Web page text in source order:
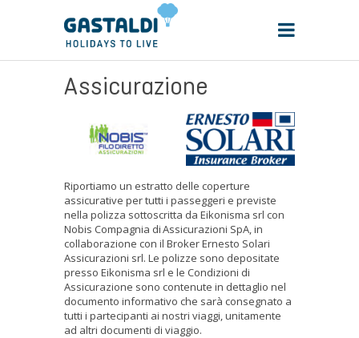
Assicurazione
Riportiamo un estratto delle coperture
assicurative per tutti i passeggeri e previste
nella polizza sottoscritta da Eikonisma srl con
Nobis Compagnia diAssicurazioni SpA, in
collaborazione con il Broker Ernesto Solari
Assicurazioni srl. Le polizze sono depositate
presso Eikonisma srl e le Condizioni di
Assicurazione sono contenute in dettaglio nel
documento informativo che sarà consegnato a
tutti i partecipanti ai nostri viaggi, unitamente
ad altri documenti di viaggio.